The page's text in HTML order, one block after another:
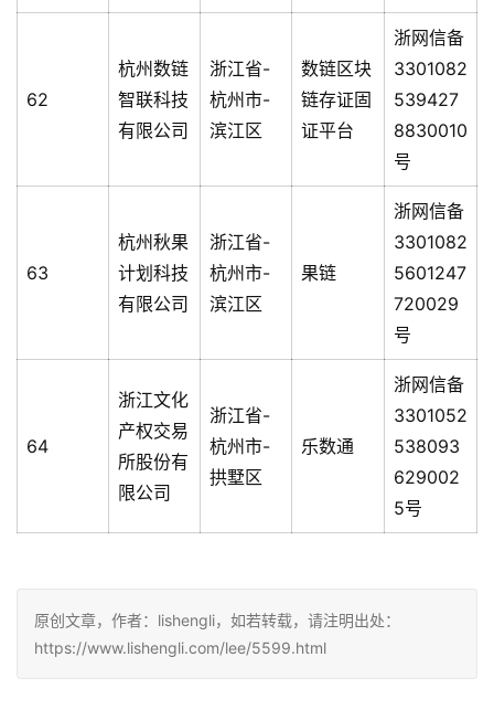
62
杭州数链
智联科技
有限公司
浙江省-
杭州市-
滨江区
数链区块
链存证固
证平台
浙网信备
3301082
539427
8830010
号
63
杭州秋果
计划科技
有限公司
浙江省-
杭州市-
滨江区
果链
浙网信备
3301082
5601247
720029
号
64
浙江文化
产权交易
所股份有
限公司
浙江省-
杭州市-
拱墅区
乐数通
浙网信备
3301052
538093
629002
5号
原创文章，作者：lishengli，如若转载，请注明出处：
https://www.lishengli.com/lee/5599.html